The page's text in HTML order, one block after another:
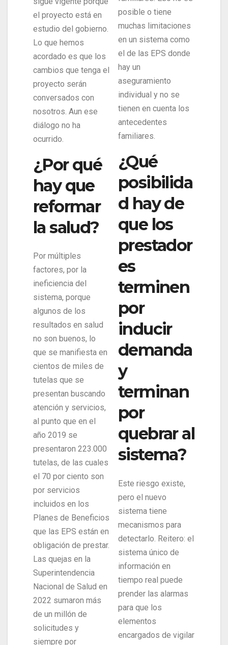
el proyecto está en
estudio del gobierno.
Lo que hemos
acordado es que los
cambios que tenga el
proyecto serán
conversados con
nosotros. Aun ese
diálogo no ha
ocurrido.
¿Por qué
hay que
reformar
la salud?
Por múltiples
factores, por la
ineficiencia del
sistema, porque
algunos de los
resultados en salud
no son buenos, lo
que se manifiesta en
cientos de miles de
tutelas que se
presentan buscando
atención y servicios,
al punto que en el
año 2019 se
presentaron 223.000
tutelas, de las cuales
el 70 por ciento son
por servicios
incluidos en los
Planes de Beneficios
que las EPS están en
obligación de prestar.
Las quejas en la
Superintendencia
Nacional de Salud en
2022 sumaron más
de un millón de
solicitudes y
siempre por
posible o tiene
muchas limitaciones
en un sistema como
el de las EPS donde
hay un
aseguramiento
individual y no se
tienen en cuenta los
antecedentes
familiares.
¿Qué
posibilida
d hay de
que los
prestador
es
terminen
por
inducir
demanda
y
terminan
por
quebrar al
sistema?
Este riesgo existe,
pero el nuevo
sistema tiene
mecanismos para
detectarlo. Reitero: el
sistema único de
información en
tiempo real puede
prender las alarmas
para que los
elementos
encargados de vigilar